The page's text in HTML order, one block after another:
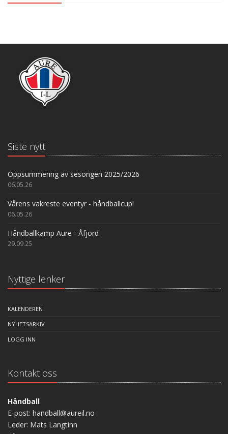
Siste nytt
Oppsummering av sesongen 2025/2026
06.05.26
Vårens vakreste eventyr - håndballcup!
06.05.26
Håndballkamp Aure - Åfjord
29.09.25
Nyttige lenker
KALENDEREN
NYHETSARKIV
LOGG INN
Kontakt oss
Håndball
E-post: handball@aureil.no
Leder: Mats Langtinn